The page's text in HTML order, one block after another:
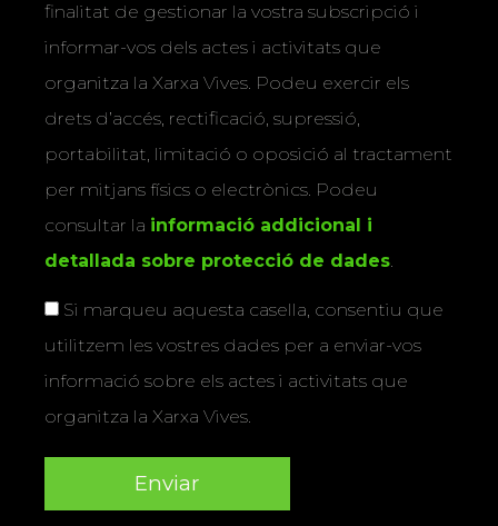
finalitat de gestionar la vostra subscripció i
informar-vos dels actes i activitats que
organitza la Xarxa Vives. Podeu exercir els
drets d’accés, rectificació, supressió,
portabilitat, limitació o oposició al tractament
per mitjans físics o electrònics. Podeu
consultar la informació addicional i
detallada sobre protecció de dades.
Si marqueu aquesta casella, consentiu que
utilitzem les vostres dades per a enviar-vos
informació sobre els actes i activitats que
organitza la Xarxa Vives.